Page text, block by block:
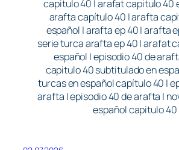
capitulo 40 | arafat capitulo 40
arafta capítulo 40 | arafta
español | arafta ep 40 | arafta
serie turca arafta ep 40 | arafat
español | episodio 40 de
capitulo 40 subtitulado en
turcas en español capítulo 40 |
arafta | episodio 40 de arafta |
español capitulo 40